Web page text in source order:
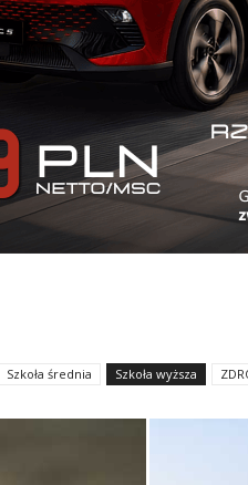
Szkoła średnia Szkoła wyższa